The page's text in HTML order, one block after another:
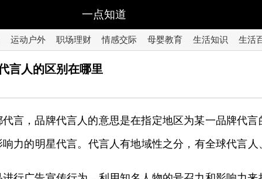
一点知道
运动户外 职场理财 情感交际 母婴教育 生活知识 生活
言人的区别在哪里
言，品牌代言人的意思是在指定地区为某一品牌代
力的明星代言。代言人有地域性之分，有全球代言人